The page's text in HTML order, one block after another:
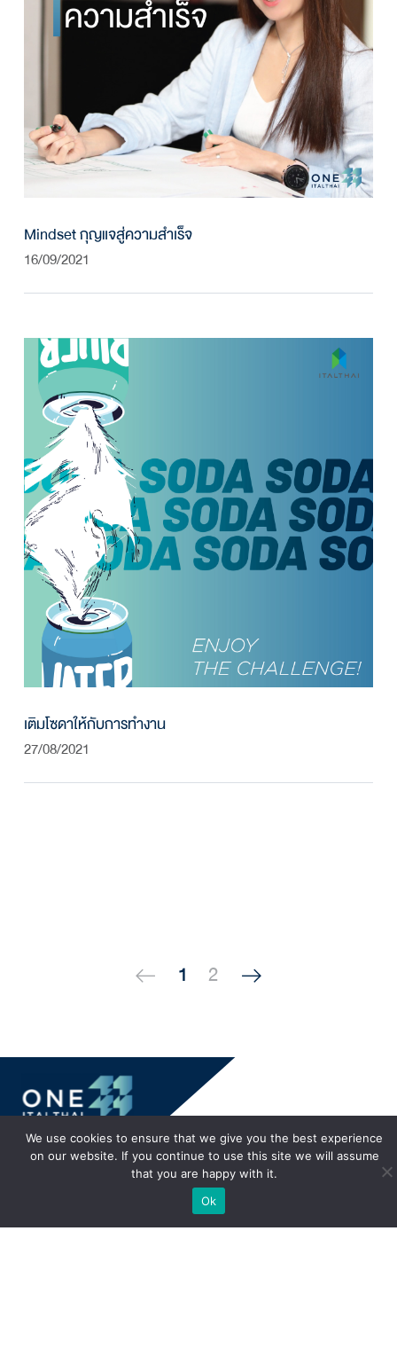
Mindset กุญแจสู่ความสำเร็จ
16/09/2021
เติมโซดาให้กับการทำงาน
27/08/2021
1 2
We use cookies to ensure that we give you the best experience
on our website. If you continue to use this site we will assume
that you are happy with it.
Ok